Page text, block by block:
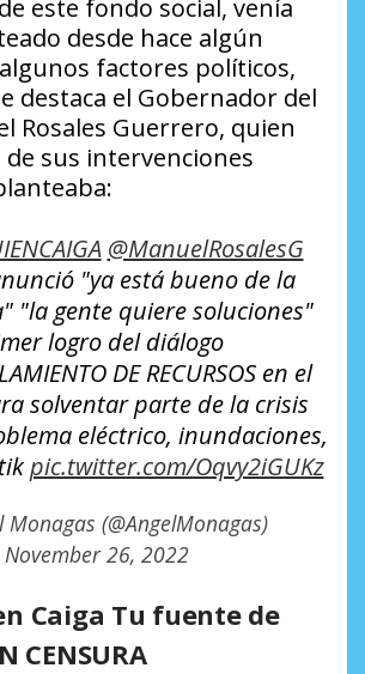
este fondo social, venía
desde hace algún
factores políticos,
destaca el Gobernador del
Rosales Guerrero, quien
de sus intervenciones
@ManuelRosalesG
"ya está bueno de la
"la gente quiere soluciones"
logro del diálogo
DE RECURSOS en el
solventar parte de la crisis
eléctrico, inundaciones,
pic.twitter.com/Oqvy2iGUKz
(@AngelMonagas)
November 26, 2022
Caiga Tu fuente de
CENSURA